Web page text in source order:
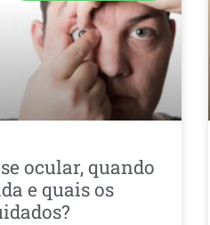
ocular, quando
e quais os